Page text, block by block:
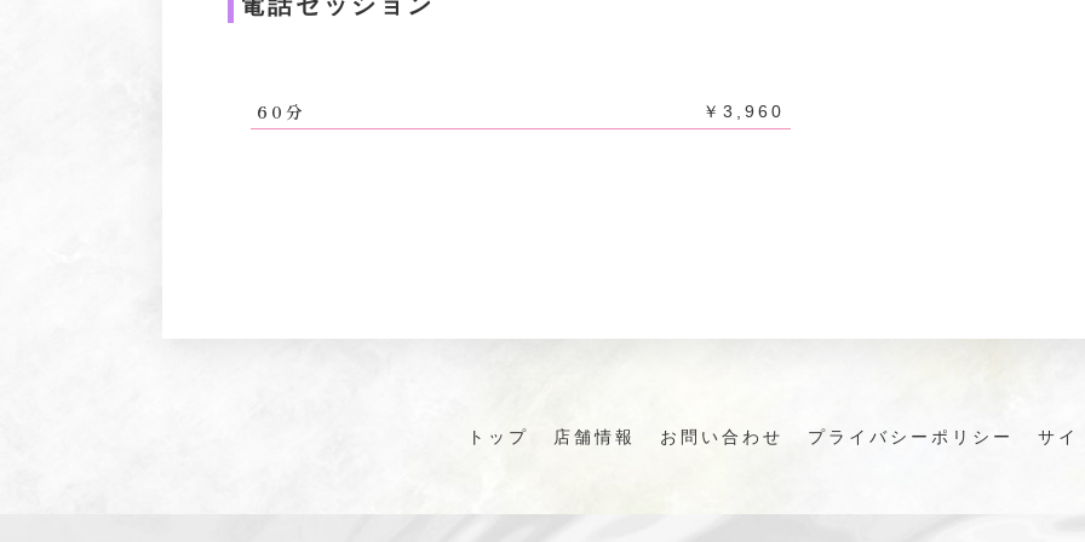
60分 ￥3,960
トップ 店舗情報 お問い合わせ プライバシーポリシー サイ